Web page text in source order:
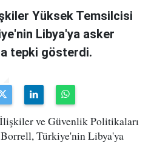
Yüksek Temsilcisi
Libya'ya asker
tepki gösterdi.
ve Güvenlik Politikaları
Türkiye'nin Libya'ya